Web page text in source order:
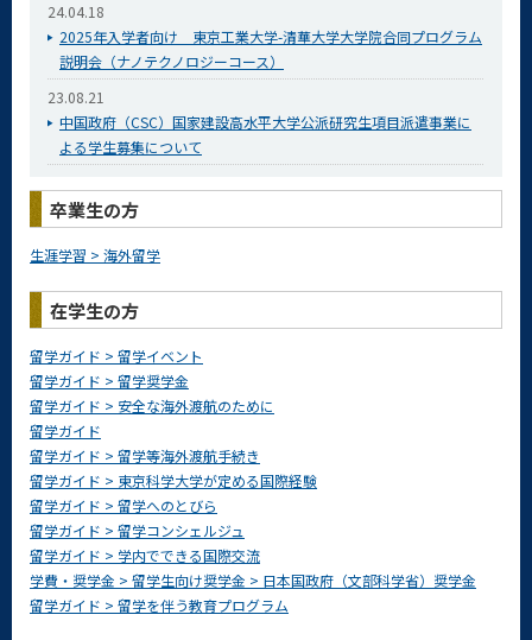
24.04.18
2025年入学者向け 東京工業大学-清華大学大学院合同プログラム
説明会（ナノテクノロジーコース）
23.08.21
中国政府（CSC）国家建設高水平大学公派研究生項目派遣事業に
よる学生募集について
卒業生の方
生涯学習 > 海外留学
在学生の方
留学ガイド > 留学イベント
留学ガイド > 留学奨学金
留学ガイド > 安全な海外渡航のために
留学ガイド
留学ガイド > 留学等海外渡航手続き
留学ガイド > 東京科学大学が定める国際経験
留学ガイド > 留学へのとびら
留学ガイド > 留学コンシェルジュ
留学ガイド > 学内でできる国際交流
学費・奨学金 > 留学生向け奨学金 > 日本国政府（文部科学省）奨学金
留学ガイド > 留学を伴う教育プログラム